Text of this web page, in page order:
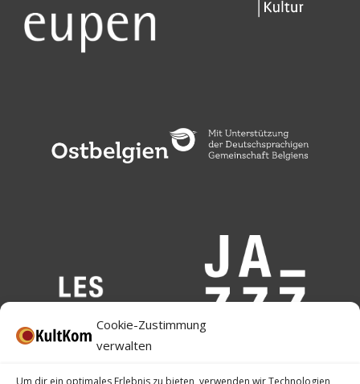
Cookie-Zustimmung
verwalten
Um dir ein optimales Erlebnis zu bieten, verwenden wir Technologien